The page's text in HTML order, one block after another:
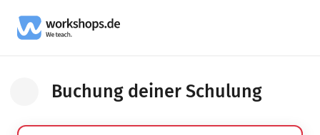
Zurück zur Schulung Informationsseite
Buchung deiner Schulung